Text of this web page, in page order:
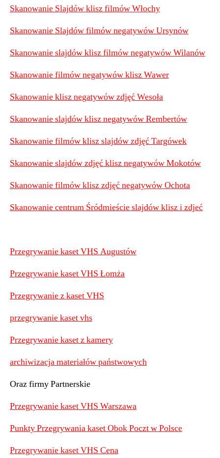
Skanowanie Slajdów klisz filmów Włochy
Skanowanie Slajdów filmów negatywów Ursynów
Skanowanie slajdów klisz filmów negatywów Wilanów
Skanowanie filmów negatywów klisz Wawer
Skanowanie klisz negatywów zdjęć Wesoła
Skanowanie slajdów klisz negatywów Rembertów
Skanowanie filmów klisz slajdów zdjęć Targówek
Skanowanie slajdów zdjęć klisz negatywów Mokotów
Skanowanie filmów klisz zdjęć negatywów Ochota
Skanowanie centrum Śródmieście slajdów klisz i zdjeć
Przegrywanie kaset VHS Augustów
Przegrywanie kaset VHS Łomża
Przegrywanie z kaset VHS
przegrywanie kaset vhs
Przegrywanie kaset z kamery
archiwizacja materiałów państwowych
Oraz firmy Partnerskie
Przegrywanie kaset VHS Warszawa
Punkty Przegrywania kaset Obok Poczt w Polsce
Przegrywanie kaset VHS Cena